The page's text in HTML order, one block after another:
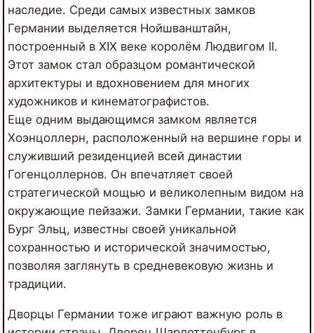
наследие. Среди самых известных замков
Германии выделяется Нойшванштайн,
построенный в XIX веке королём Людвигом II.
Этот замок стал образцом романтической
архитектуры и вдохновением для многих
художников и кинематографистов.
Еще одним выдающимся замком является
Хоэнцоллерн, расположенный на вершине горы и
служивший резиденцией всей династии
Гогенцоллернов. Он впечатляет своей
стратегической мощью и великолепным видом на
окружающие пейзажи. Замки Германии, такие как
Бург Эльц, известны своей уникальной
сохранностью и исторической значимостью,
позволяя заглянуть в средневековую жизнь и
традиции.
Дворцы Германии тоже играют важную роль в